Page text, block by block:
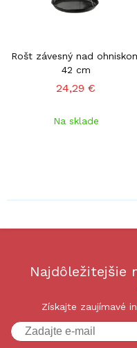
Rošt závesný nad
42 cm
24,29 €
Na sklade
Najdôležitejšie
Získajte zaujímavé